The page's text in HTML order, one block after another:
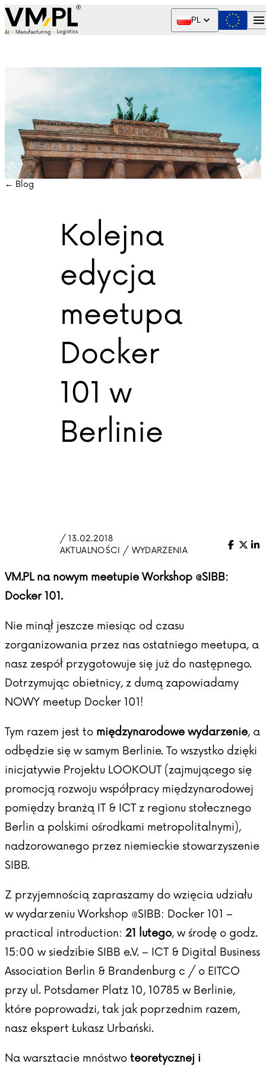
Skip to content
PL
← Blog
Kolejna
edycja
meetupa
Docker
101 w
Berlinie
/ 13.02.2018
AKTUALNOŚCI / WYDARZENIA
X
VM.PL na nowym meetupie Workshop @SIBB:
Docker 101.
Nie minął jeszcze miesiąc od czasu
zorganizowania przez nas ostatniego meetupa, a
nasz zespół przygotowuje się już do następnego.
Dotrzymując obietnicy, z dumą zapowiadamy
NOWY meetup Docker 101!
Tym razem jest to międzynarodowe wydarzenie, a
odbędzie się w samym Berlinie. To wszystko dzięki
inicjatywie Projektu LOOKOUT (zajmującego się
promocją rozwoju współpracy międzynarodowej
pomiędzy branżą IT & ICT z regionu stołecznego
Berlin a polskimi ośrodkami metropolitalnymi),
nadzorowanego przez niemieckie stowarzyszenie
SIBB.
Z przyjemnością zapraszamy do wzięcia udziału
w wydarzeniu Workshop @SIBB: Docker 101 –
practical introduction: 21 lutego, w środę o godz.
15:00 w siedzibie SIBB e.V. – ICT & Digital Business
Association Berlin & Brandenburg c / o EITCO
przy ul. Potsdamer Platz 10, 10785 w Berlinie,
które poprowadzi, tak jak poprzednim razem,
nasz ekspert Łukasz Urbański.
Na warsztacie mnóstwo teoretycznej i